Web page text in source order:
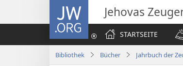
JW.ORG Jehovas
STARTSEITE
Bibliothek Bücher Jahrbuch der